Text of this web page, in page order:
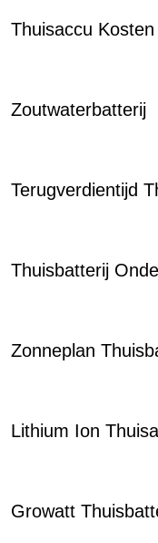
Thuisaccu Kosten
Zoutwaterbatterij
Terugverdientijd
Thuisbatterij
Zonneplan
Lithium Ion
Growatt